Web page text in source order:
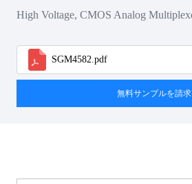
High Voltage, CMOS Analog
SGM4582.pdf
無料サンプルを請求